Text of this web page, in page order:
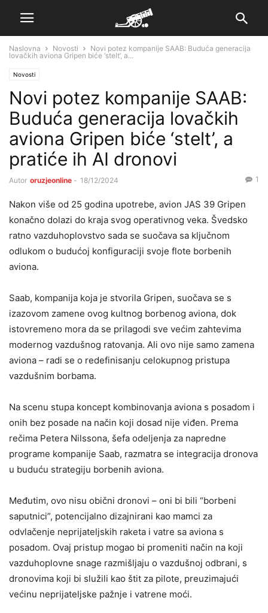
Naslovna Novosti
Novi potez kompanije SAAB: Buduća generacija
lovačkih aviona Gripen biće ‘stelt’, a...
Novosti
Novi potez kompanije SAAB:
Buduća generacija lovačkih
aviona Gripen biće ‘stelt’, a
pratiće ih AI dronovi
Autor oruzjeonline - 18/12/2024 1
Nakon više od 25 godina upotrebe, avion JAS 39 Gripen
konačno dolazi do kraja svog operativnog veka. Švedsko
ratno vazduhoplovstvo sada se suočava sa ključnom
odlukom o budućoj konfiguraciji svoje flote borbenih
aviona.
Saab, kompanija koja je stvorila Gripen, suočava se s
izazovom zamene ovog kultnog borbenog aviona, dok
istovremeno mora da se prilagodi sve većim zahtevima
modernog vazdušnog ratovanja. Ali ovo nije samo zamena
aviona – radi se o redefinisanju celokupnog pristupa
vazdušnim borbama.
Na scenu stupa koncept kombinovanja aviona s posadom i
onih bez posade na način koji dosad nije viđen. Prema
rečima Petera Nilssona, šefa odeljenja za napredne
programe kompanije Saab, razmatra se integracija dronova
u buduću strategiju borbenih aviona.
Međutim, ovo nisu obični dronovi – oni bi bili “borbeni
saputnici”, potencijalno dizajnirani kao mamci za
odvlačenje neprijateljskih raketa i vatre sa aviona s
posadom. Ovaj pristup mogao bi promeniti način na koji
vazduhoplovne snage razmišljaju o vazdušnoj odbrani, s
dronovima koji bi služili kao štit za pilote, preuzimajući
većinu neprijateljske pažnje i vatrene moći.